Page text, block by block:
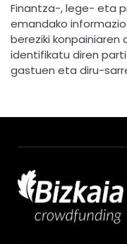
Finantza-, lege- eta
emandako
bereziki konpainiaren
identifikatu diren
gastuen eta diru-